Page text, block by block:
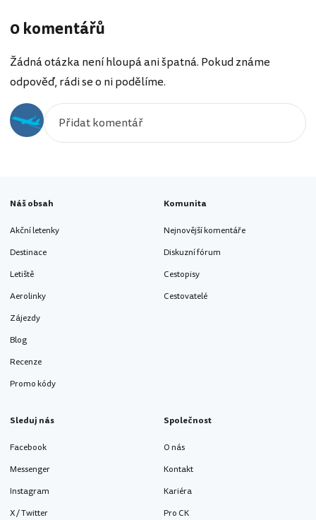
0 komentářů
Žádná otázka není hloupá ani špatná. Pokud známe
odpověď, rádi se o ni podělíme.
Náš obsah
Akční letenky
Destinace
Letiště
Aerolinky
Zájezdy
Blog
Recenze
Promo kódy
Komunita
Nejnovější komentáře
Diskuzní fórum
Cestopisy
Cestovatelé
Sleduj nás
Facebook
Messenger
Instagram
X / Twitter
Společnost
O nás
Kontakt
Kariéra
Pro CK